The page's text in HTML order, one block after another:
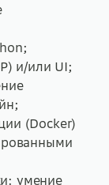
и/или UI;
(Docker)
умение